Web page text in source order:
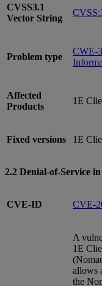
CVSS3.1
Vector String
Problem type
CWE-
Affected
Products
1E
Fixed versions 1E
2.2 Denial-of-Service
CVE-ID CVE-
A
1E
allows
the